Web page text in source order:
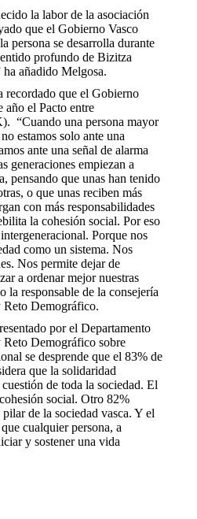
la labor de la asociación
que el Gobierno Vasco
persona se desarrolla durante
profundo de Bizitza
añadido Melgosa.
recordado que el Gobierno
año el Pacto entre
“Cuando una persona mayor
estamos solo ante una
ante una señal de alarma
generaciones empiezan a
pensando que unas han tenido
o que unas reciben más
con más responsabilidades
la cohesión social. Por eso
Porque nos
como un sistema. Nos
Nos permite dejar de
a ordenar mejor nuestras
la responsable de la consejería
Reto Demográfico.
por el Departamento
Reto Demográfico sobre
se desprende que el 83% de
que la solidaridad
de toda la sociedad. El
social. Otro 82%
de la sociedad vasca. Y el
cualquier persona, a
y sostener una vida